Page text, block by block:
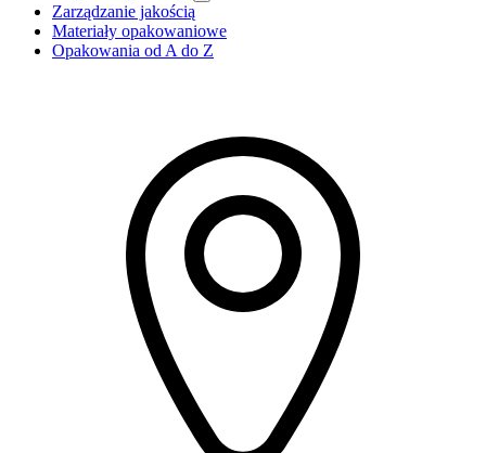
Zarządzanie jakością
Materiały opakowaniowe
Opakowania od A do Z